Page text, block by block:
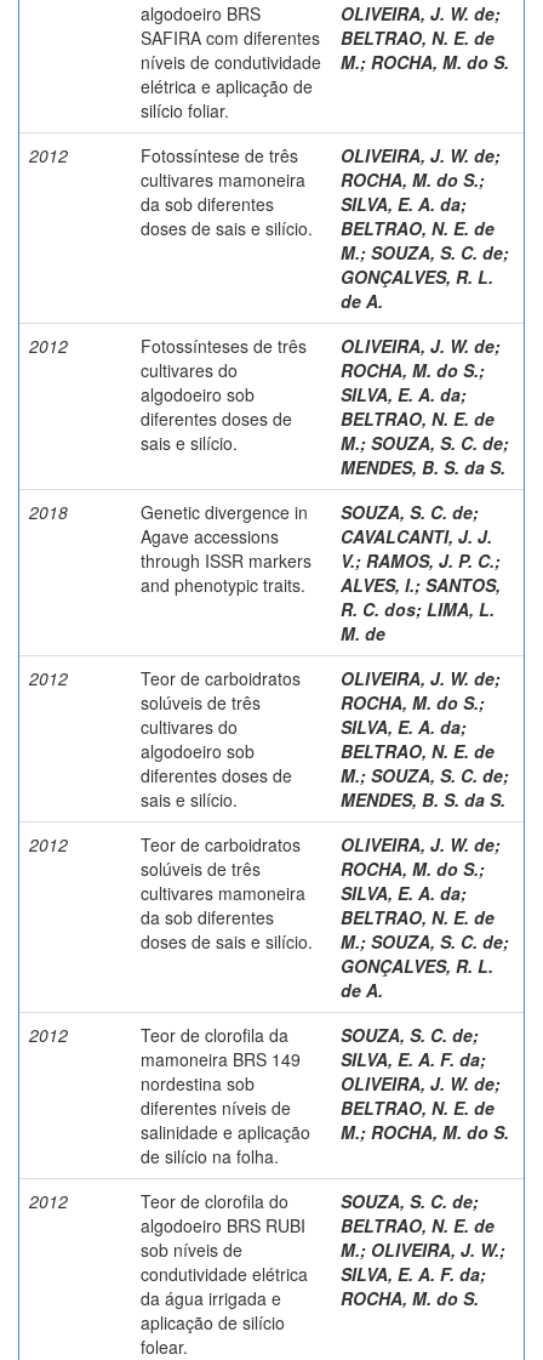
algodoeiro BRS
SAFIRA com diferentes
níveis de condutividade
elétrica e aplicação de
silício foliar.
OLIVEIRA, J. W. de;
BELTRAO, N. E. de
M.; ROCHA, M. do S.
2012
Fotossíntese de três
cultivares mamoneira
da sob diferentes
doses de sais e silício.
OLIVEIRA, J. W. de;
ROCHA, M. do S.;
SILVA, E. A. da;
BELTRAO, N. E. de
M.; SOUZA, S. C. de;
GONÇALVES, R. L.
de A.
2012
Fotossínteses de três
cultivares do
algodoeiro sob
diferentes doses de
sais e silício.
OLIVEIRA, J. W. de;
ROCHA, M. do S.;
SILVA, E. A. da;
BELTRAO, N. E. de
M.; SOUZA, S. C. de;
MENDES, B. S. da S.
2018
Genetic divergence in
Agave accessions
through ISSR markers
and phenotypic traits.
SOUZA, S. C. de;
CAVALCANTI, J. J.
V.; RAMOS, J. P. C.;
ALVES, I.; SANTOS,
R. C. dos; LIMA, L.
M. de
2012
Teor de carboidratos
solúveis de três
cultivares do
algodoeiro sob
diferentes doses de
sais e silício.
OLIVEIRA, J. W. de;
ROCHA, M. do S.;
SILVA, E. A. da;
BELTRAO, N. E. de
M.; SOUZA, S. C. de;
MENDES, B. S. da S.
2012
Teor de carboidratos
solúveis de três
cultivares mamoneira
da sob diferentes
doses de sais e silício.
OLIVEIRA, J. W. de;
ROCHA, M. do S.;
SILVA, E. A. da;
BELTRAO, N. E. de
M.; SOUZA, S. C. de;
GONÇALVES, R. L.
de A.
2012
Teor de clorofila da
mamoneira BRS 149
nordestina sob
diferentes níveis de
salinidade e aplicação
de silício na folha.
SOUZA, S. C. de;
SILVA, E. A. F. da;
OLIVEIRA, J. W. de;
BELTRAO, N. E. de
M.; ROCHA, M. do S.
2012
Teor de clorofila do
algodoeiro BRS RUBI
sob níveis de
condutividade elétrica
da água irrigada e
aplicação de silício
folear.
SOUZA, S. C. de;
BELTRAO, N. E. de
M.; OLIVEIRA, J. W.;
SILVA, E. A. F. da;
ROCHA, M. do S.